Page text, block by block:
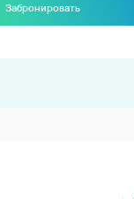
Забронировать